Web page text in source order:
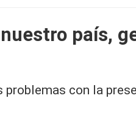
país,
problemas con la